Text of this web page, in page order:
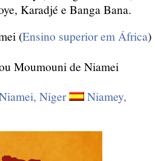
Karadjé e Banga Bana.
(Ensino superior em África)
Moumouni de Niamei
Niger
Niamey,